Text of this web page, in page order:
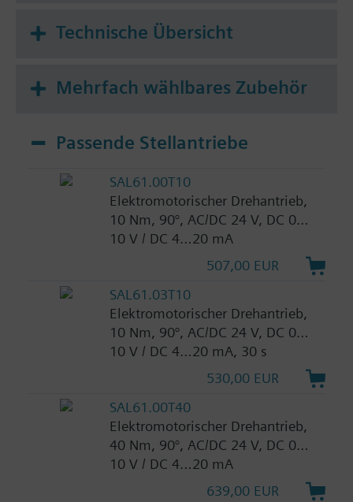
Technische Übersicht
Mehrfach wählbares Zubehör
Passende Stellantriebe
SAL61.00T10
Elektromotorischer Drehantrieb,
10 Nm, 90°, AC/DC 24 V, DC 0…
10 V / DC 4…20 mA
507,00 EUR
SAL61.03T10
Elektromotorischer Drehantrieb,
10 Nm, 90°, AC/DC 24 V, DC 0…
10 V / DC 4…20 mA, 30 s
530,00 EUR
SAL61.00T40
Elektromotorischer Drehantrieb,
40 Nm, 90°, AC/DC 24 V, DC 0…
10 V / DC 4…20 mA
639,00 EUR